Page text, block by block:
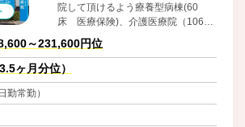
院して頂けるよう療養型病棟(60
床 医療保険)、介護医療院（106床
介護保険）があります。在宅患者様
へ向けては、通所リハビリ・訪問看
護ステーション・ショートステイ・
少人数で共同生活を送るグループホ
～231,600円位
ヶ月分位）
勤常勤）